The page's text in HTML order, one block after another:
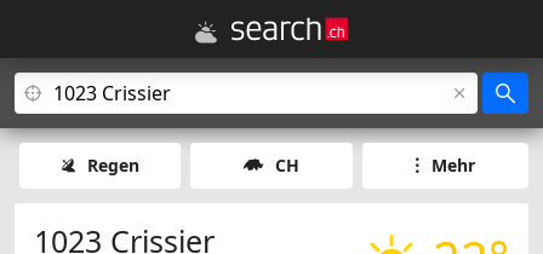
Regen CH Mehr
1023 Crissier